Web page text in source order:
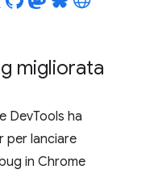
migliorata
DevTools ha
per lanciare
in Chrome